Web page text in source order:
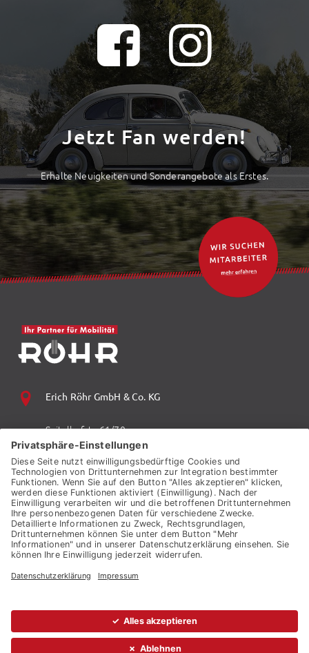
Jetzt Fan werden!
Erhalte Neuigkeiten und Sonderangebote als Erstes.
Erich Röhr GmbH & Co. KG
Spitalhofstr. 61/70
94032 Passau
+49 (0) 851 70 06 0
+49 (0) 851 70 06 149
vzp.info@auto-roehr.de
BARRIEREFREIHEIT
DATENSCHUTZ
IMPRESSUM
SITEMAP